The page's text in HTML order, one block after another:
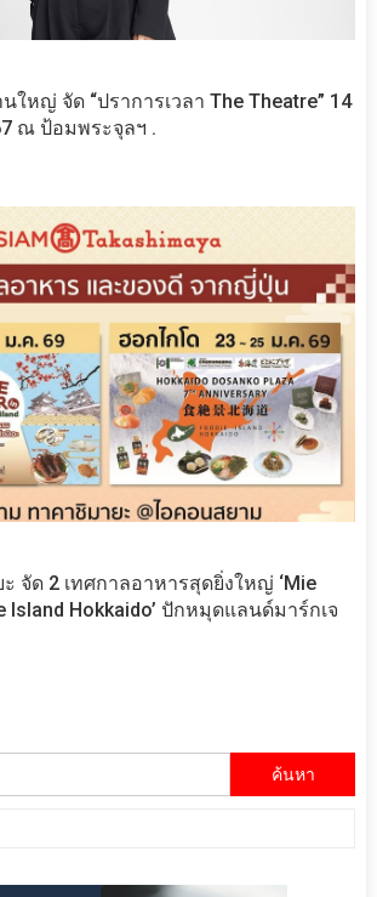
ใหญ่ จัด “ปราการเวลา The Theatre” 14
ณ ป้อมพระจุลฯ .
จัด 2 เทศกาลอาหารสุดยิ่งใหญ่ ‘Mie
Island Hokkaido’ ปักหมุดแลนด์มาร์กเจ